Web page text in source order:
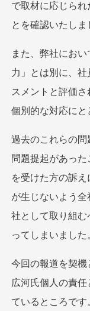
で取材に応じられ
とを確認いたしま
また、弊社にお
力」とは別に、
スメントと評価さ
個別的な対応にと
過去のこれらの
問題提起があっ
を受けた方の訴
が生じないよう
社として取り組
ってしまいました
今回の報道を契機
広河氏個人の責
ているところです